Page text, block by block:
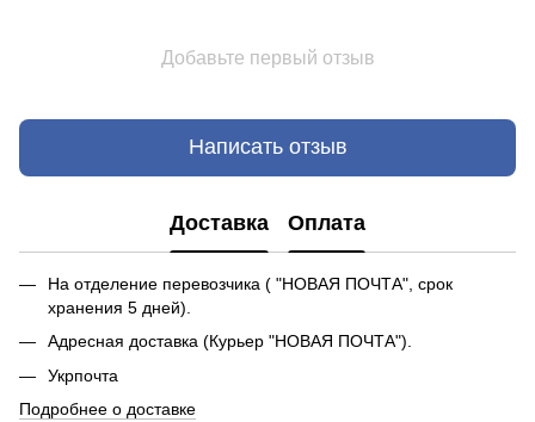
Добавьте первый отзыв
Написать отзыв
Доставка Оплата
На отделение перевозчика ( "НОВАЯ ПОЧТА", срок
хранения 5 дней).
Адресная доставка (Курьер "НОВАЯ ПОЧТА").
Укрпочта
Подробнее о доставке